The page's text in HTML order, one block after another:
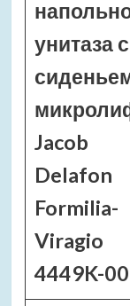
унитаза с
Jacob
Delafon
Formilia-
Viragio
4449K-00